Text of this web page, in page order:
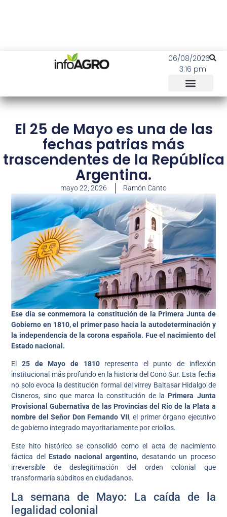
06/08/2026
3:16 pm
El 25 de Mayo es una de las
fechas patrias más
trascendentes de la República
Argentina.
mayo 22, 2026 Ramón Canto
Ese día se conmemora la constitución de la Primera Junta de
Gobierno en 1810, el primer paso hacia la autodeterminación y
la independencia de la corona española. Fue el nacimiento del
Estado nacional.
El25 de Mayo de 1810representa el punto de inflexión
institucional más profundo en la historia del Cono Sur. Esta fecha
no solo evoca la destitución formal del virrey Baltasar Hidalgo de
Cisneros, sino que marca la constitución de la Primera Junta
Provisional Gubernativa de las Provincias del Río de la Plata a
nombre del Señor Don Fernando VII, el primer órgano ejecutivo
de gobierno integrado mayoritariamente por criollos.
Este hito histórico se consolidó como el acta de nacimiento
fáctica del Estado nacional argentino, desatando un proceso
irreversible de deslegitimación del orden colonial que
transformaría súbditos en ciudadanos.
La semana de Mayo: La caída de la
legalidad colonial